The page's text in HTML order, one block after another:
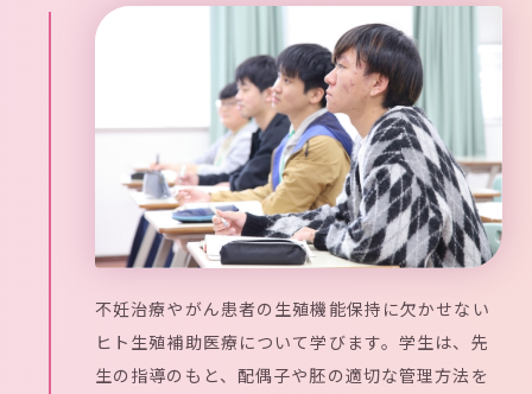
不妊治療やがん患者の生殖機能保持に欠かせない
ヒト生殖補助医療について学びます。学生は、先
生の指導のもと、配偶子や胚の適切な管理方法を